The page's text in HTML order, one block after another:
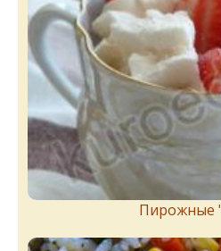
Пирожныe